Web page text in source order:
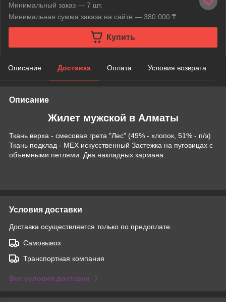
Минимальный заказ — 7 шт.
Минимальная сумма заказа на сайте — 380 000 ₸
Купить
Описание Доставка Оплата Условия возврата
Описание
Жилет мужской в Алматы
Ткань верха - смесовая грета "Лес" (49% - хлопок, 51% - п/э)
Ткань подклад - МЕХ искусственный Застежка на пуговицах с
объемными петлями. Два накладных кармана.
Условия доставки
Доставка осуществляется только по предоплате.
Самовывоз
Транспортная компания
Все условия доставки